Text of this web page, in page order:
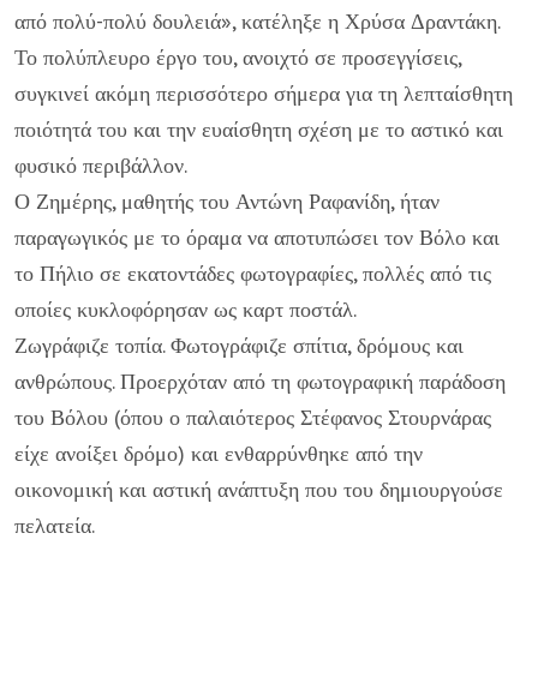
από πολύ-πολύ δουλειά», κατέληξε η Χρύσα Δραντάκη.
Το πολύπλευρο έργο του, ανοιχτό σε προσεγγίσεις,
συγκινεί ακόμη περισσότερο σήμερα για τη λεπταίσθητη
ποιότητά του και την ευαίσθητη σχέση με το αστικό και
φυσικό περιβάλλον.
Ο Ζημέρης, μαθητής του Αντώνη Ραφανίδη, ήταν
παραγωγικός με το όραμα να αποτυπώσει τον Βόλο και
το Πήλιο σε εκατοντάδες φωτογραφίες, πολλές από τις
οποίες κυκλοφόρησαν ως καρτ ποστάλ.
Ζωγράφιζε τοπία. Φωτογράφιζε σπίτια, δρόμους και
ανθρώπους. Προερχόταν από τη φωτογραφική παράδοση
του Βόλου (όπου ο παλαιότερος Στέφανος Στουρνάρας
είχε ανοίξει δρόμο) και ενθαρρύνθηκε από την
οικονομική και αστική ανάπτυξη που του δημιουργούσε
πελατεία.